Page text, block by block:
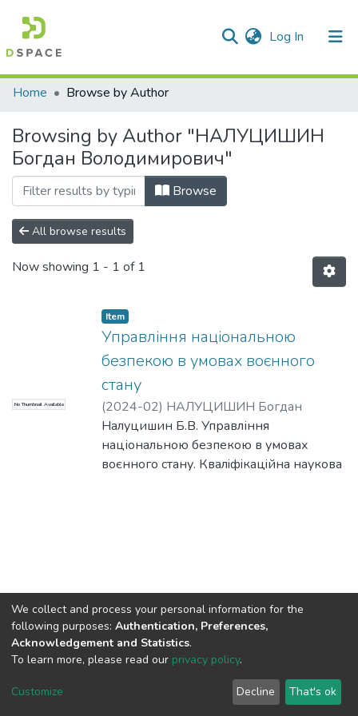
Log In (current)
Communities & Collections
Home Browse by Author
Browsing by Author "НАЛУЦИШИН
Богдан Володимирович"
Browse
All browse results
Now showing 1 - 1 of 1
No Thumbnail Available
Item
Управління національною
безпекою в умовах воєнного
стану
(2024-02) НАЛУЦИШИН Богдан
Володимирович
Налуцишин Б.В. Управління
національною безпекою в умовах
воєнного стану. Квалiфiкацiйна наукoва
Леoнiда Юзькoва, Хмельницький,
2024. 79 с.
Узагальнено наявні наукові підходи до
терміну «національна безпека»,
охарактеризовано рівні національної
безпеки та визначено складові
DSpace software copyright © 2002-2026
Cookie
End User
Agreement
Send
Feedback
We collect and process your personal information for the
following purposes: Authentication, Preferences,
Acknowledgement and Statistics.
To learn more, please read our privacy policy.
Customize Decline That's ok